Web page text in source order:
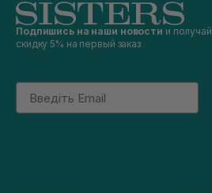
Подпишись на наши новости и получай
скидку 5% на первый заказ
Email